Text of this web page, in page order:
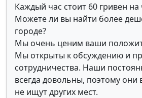
Каждый час стоит 60 гривен на
Можете ли вы найти более
городе?
Мы очень ценим ваши
Мы открыты к обсуждению и
сотрудничества. Наши
всегда довольны, поэтому
не ищут других мест.